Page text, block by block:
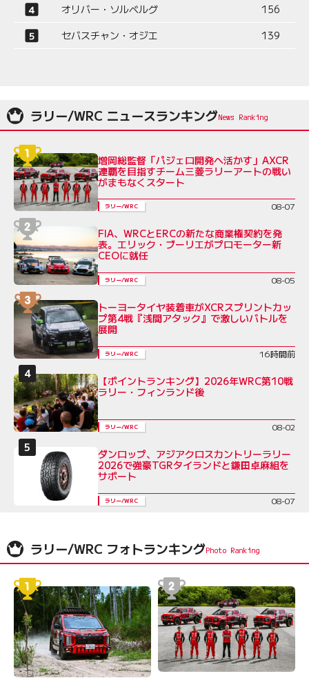
オリバー・ソルベルグ
156
セバスチャン・オジエ
139
ラリー/WRC ニュースランキング
増岡総監督「パジェロ開発へ活かす」AXCR
連覇を目指すチーム三菱ラリーアートの戦い
がまもなくスタート
ラリー/WRC 08-07
FIA、WRCとERCの新たな商業権契約を発
表。エリック・ブーリエがプロモーター新
CEOに就任
ラリー/WRC 08-05
トーヨータイヤ装着車がXCRスプリントカッ
プ第4戦『浅間アタック』で激しいバトルを
展開
ラリー/WRC 16時間前
【ポイントランキング】2026年WRC第10戦
ラリー・フィンランド後
ラリー/WRC 08-02
ダンロップ、アジアクロスカントリーラリー
2026で強豪TGRタイランドと鎌田卓麻組を
サポート
ラリー/WRC 08-07
ラリー/WRC フォトランキング